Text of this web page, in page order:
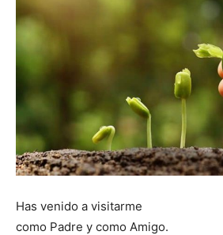
Has venido a visitarme
como Padre y como Amigo.